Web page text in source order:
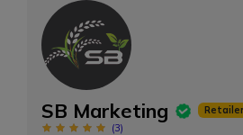
SB Marketing
Retailer
(3)